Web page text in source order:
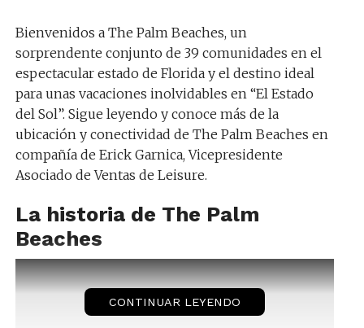
Bienvenidos a The Palm Beaches, un
sorprendente conjunto de 39 comunidades en el
espectacular estado de Florida y el destino ideal
para unas vacaciones inolvidables en “El Estado
del Sol”. Sigue leyendo y conoce más de la
ubicación y conectividad de The Palm Beaches en
compañía de Erick Garnica, Vicepresidente
Asociado de Ventas de Leisure.
La historia de The Palm
Beaches
CONTINUAR LEYENDO